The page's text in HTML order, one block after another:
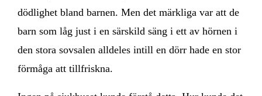
dödlighet bland barnen. Men det märkliga var att de
barn som låg just i en särskild säng i ett av hörnen i
den stora sovsalen alldeles intill en dörr hade en stor
förmåga att tillfriskna.